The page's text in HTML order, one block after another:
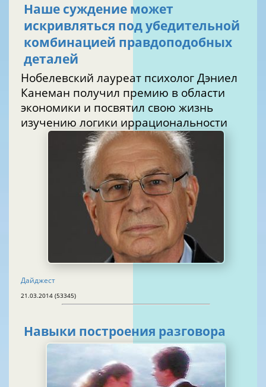
Наше суждение может
искривляться под убедительной
комбинацией правдоподобных
деталей
Нобелевский лауреат психолог Дэниел
Канеман получил премию в области
экономики и посвятил свою жизнь
изучению логики иррациональности
Дайджест
21.03.2014 (53345)
Навыки построения разговора